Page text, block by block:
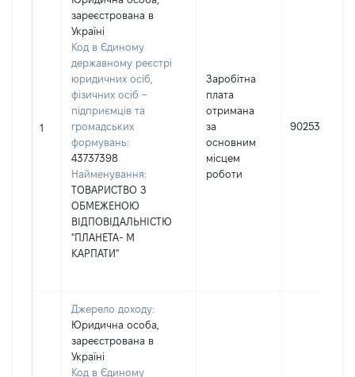
1
зареєстрована в
Україні
Код в Єдиному
державному реєстрі
юридичних осіб,
фізичних осіб –
підприємців та
громадських
формувань:
43737398
Найменування:
ТОВАРИСТВО З
ОБМЕЖЕНОЮ
ВІДПОВІДАЛЬНІСТЮ
"ПЛАНЕТА- М
КАРПАТИ"
Заробітна
плата
отримана
за
основним
місцем
роботи
90253
Джерело доходу:
Юридична особа,
зареєстрована в
Україні
Код в Єдиному